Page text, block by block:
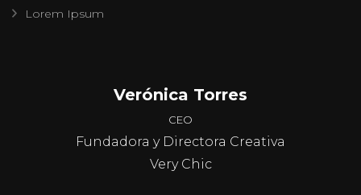
Lorem Ipsum
Verónica Torres
CEO
Fundadora y Directora Creativa
Very Chic